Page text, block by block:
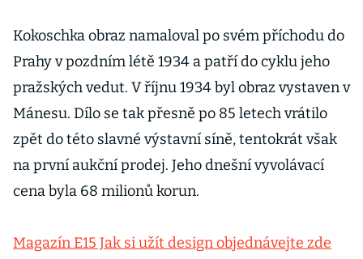
Kokoschka obraz namaloval po svém příchodu do
Prahy v pozdním létě 1934 a patří do cyklu jeho
pražských vedut. V říjnu 1934 byl obraz vystaven v
Mánesu. Dílo se tak přesně po 85 letech vrátilo
zpět do této slavné výstavní síně, tentokrát však
na první aukční prodej. Jeho dnešní vyvolávací
cena byla 68 milionů korun.
Magazín E15 Jak si užít design objednávejte zde